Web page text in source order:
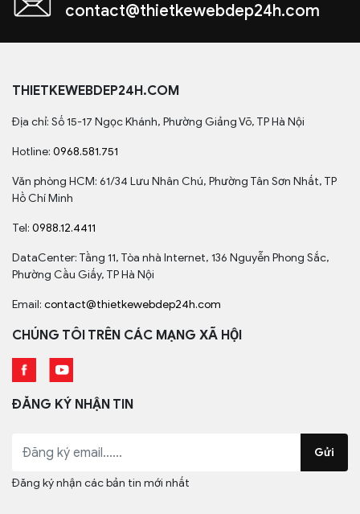
contact@thietkewebdep24h.com
THIETKEWEBDEP24H.COM
Địa chỉ: Số 15-17 Ngọc Khánh, Phường Giảng Võ, TP Hà Nội
Hotline: 0968.581.751
Văn phòng HCM: 61/34 Lưu Nhân Chú, Phường Tân Sơn Nhất, TP
Hồ Chí Minh
Tel: 0988.12.4411
DataCenter: Tầng 11, Tòa nhà Internet, 136 Nguyễn Phong Sắc,
Phường Cầu Giấy, TP Hà Nội
Email: contact@thietkewebdep24h.com
CHÚNG TÔI TRÊN CÁC MẠNG XÃ HỘI
ĐĂNG KÝ NHẬN TIN
Gửi
Đăng ký nhận các bản tin mới nhất